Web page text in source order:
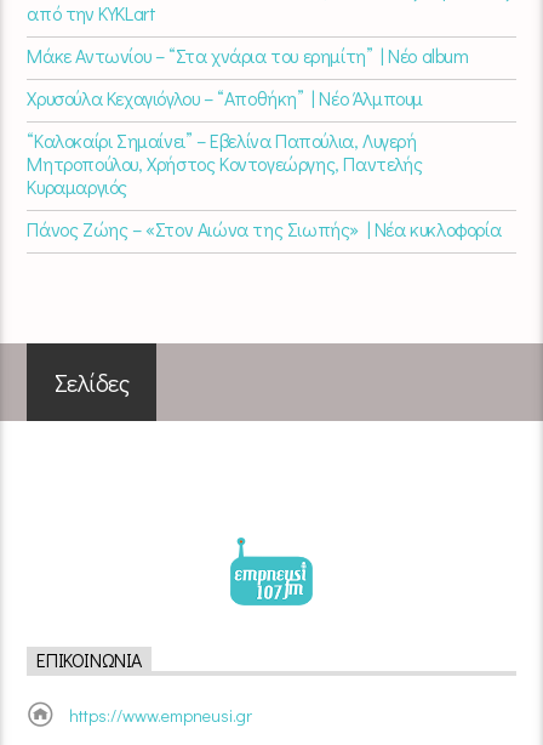
από την KYKLart
Μάκε Αντωνίου – “Στα χνάρια του ερημίτη” | Νέο album
Χρυσούλα Κεχαγιόγλου – “Αποθήκη” | Νέο Άλμπουμ
“Καλοκαίρι Σημαίνει” – Εβελίνα Παπούλια, Λυγερή
Μητροπούλου, Χρήστος Κοντογεώργης, Παντελής
Κυραμαργιός
Πάνος Ζώης – «Στον Αιώνα της Σιωπής» | Νέα κυκλοφορία
Σελίδες
ΕΠΙΚΟΙΝΩΝΊΑ
https://www.empneusi.gr